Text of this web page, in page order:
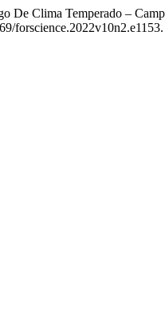
De Clima Temperado –
forscience.2022v10n2.e1153.